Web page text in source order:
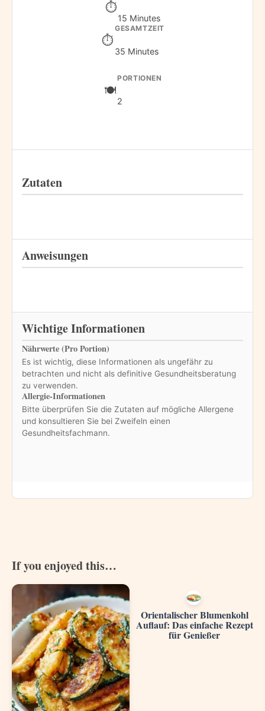
15 Minutes
GESAMTZEIT
35 Minutes
PORTIONEN
2
Zutaten
Anweisungen
Wichtige Informationen
Nährwerte (Pro Portion)
Es ist wichtig, diese Informationen als ungefähr zu
betrachten und nicht als definitive Gesundheitsberatung
zu verwenden.
Allergie-Informationen
Bitte überprüfen Sie die Zutaten auf mögliche Allergene
und konsultieren Sie bei Zweifeln einen
Gesundheitsfachmann.
If you enjoyed this…
Orientalischer Blumenkohl
Auflauf: Das einfache Rezept
für Genießer